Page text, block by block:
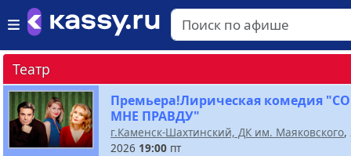
Театр
Премьера!Лирическая комедия
МНЕ ПРАВДУ"
г.Каменск-Шахтинский, ДК им. Маяковского,
2026 19:00 пт